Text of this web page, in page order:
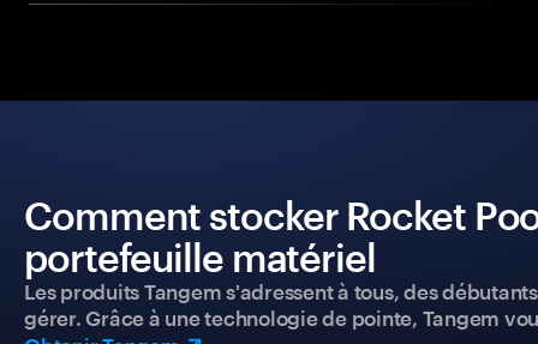
Comment stocker Rocket
portefeuille matériel
Les produits Tangem s'adressent à tous, des
gérer. Grâce à une technologie de pointe, Tangem